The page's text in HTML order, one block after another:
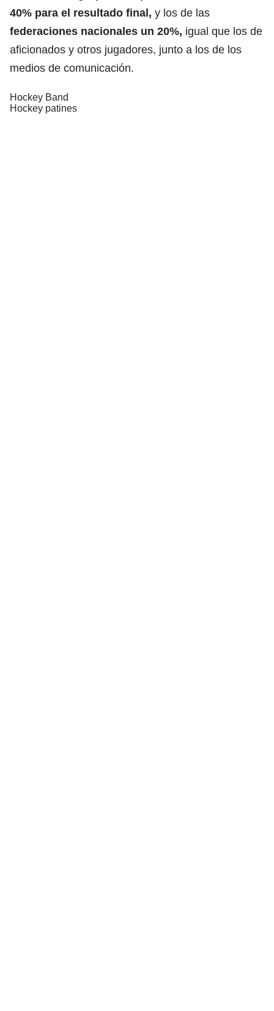
40% para el resultado final, y los de las
federaciones nacionales un 20%, igual que los de
aficionados y otros jugadores, junto a los de los
medios de comunicación.
Hockey Band
Hockey patines